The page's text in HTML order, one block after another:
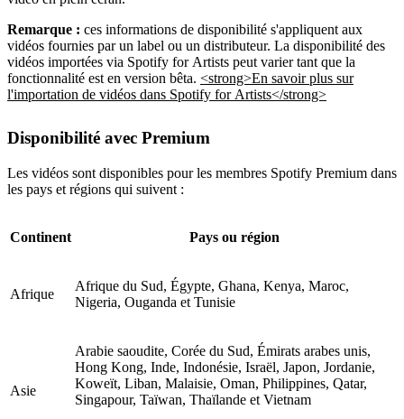
Remarque : ces informations de disponibilité s'appliquent aux
vidéos fournies par un label ou un distributeur. La disponibilité des
vidéos importées via Spotify for Artists peut varier tant que la
fonctionnalité est en version bêta. <strong>En savoir plus sur
l'importation de vidéos dans Spotify for Artists</strong>
Disponibilité avec Premium
Les vidéos sont disponibles pour les membres Spotify Premium dans
les pays et régions qui suivent :
Continent Pays ou région
Afrique
Afrique du Sud, Égypte, Ghana, Kenya, Maroc,
Nigeria, Ouganda et Tunisie
Asie
Arabie saoudite, Corée du Sud, Émirats arabes unis,
Hong Kong, Inde, Indonésie, Israël, Japon, Jordanie,
Koweït, Liban, Malaisie, Oman, Philippines, Qatar,
Singapour, Taïwan, Thaïlande et Vietnam